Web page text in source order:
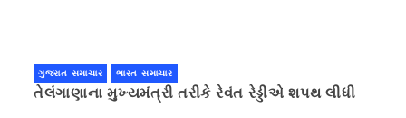
ગુજરાત સમાચાર ભારત સમાચાર
તેલંગાણાના મુખ્યમંત્રી તરીકે રેવંત રેડ્ડીએ શપથ લીધી